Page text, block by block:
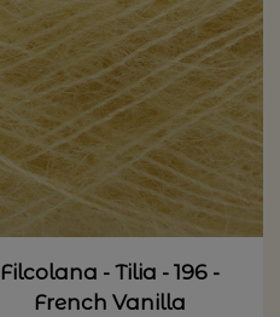
Filcolana - Tilia - 196 -
French Vanilla